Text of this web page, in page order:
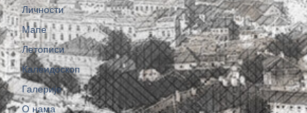
Личности
Мапе
Летописи
Калеидоскоп
Галерије
О нама